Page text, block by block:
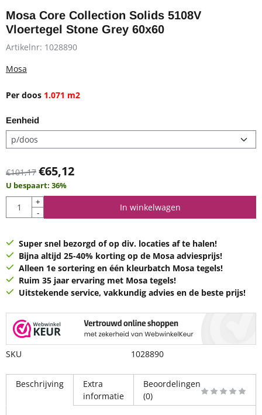
Mosa Core Collection Solids 5108V
Vloertegel Stone Grey 60x60
Artikelnr: 1028890
Mosa
Per doos 1.071 m2
Eenheid
€101,17 €65,12
U bespaart: 36%
Aantal
+
-
In winkelwagen
Super snel bezorgd of op div. locaties af te halen!
Bijna altijd 25-40% korting op de Mosa adviesprijs!
Alleen 1e sortering en één kleurbatch Mosa tegels!
Ruim 35 jaar ervaring met Mosa tegels!
Uitstekende service, vakkundig advies en de beste prijs!
SKU 1028890
Beschrijving
Extra
informatie
Beoordelingen
(0)